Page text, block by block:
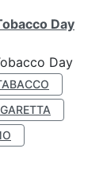
Day
Day